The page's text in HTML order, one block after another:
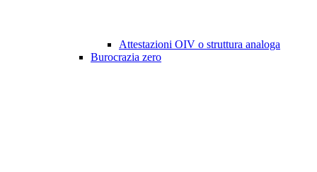
Attestazioni OIV o struttura analoga
Burocrazia zero